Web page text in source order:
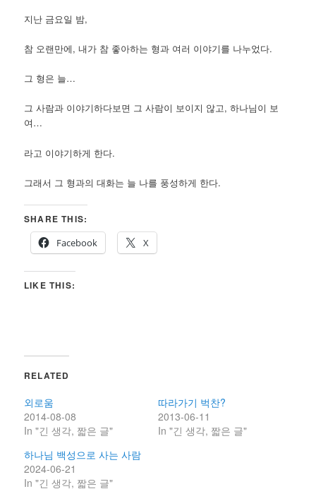
지난 금요일 밤,
참 오랜만에, 내가 참 좋아하는 형과 여러 이야기를 나누었다.
그 형은 늘…
그 사람과 이야기하다보면 그 사람이 보이지 않고, 하나님이 보
여…
라고 이야기하게 한다.
그래서 그 형과의 대화는 늘 나를 풍성하게 한다.
SHARE THIS:
Facebook
X
LIKE THIS:
RELATED
외로움
2014-08-08
In "긴 생각, 짧은 글"
따라가기 벅찬?
2013-06-11
In "긴 생각, 짧은 글"
하나님 백성으로 사는 사람
2024-06-21
In "긴 생각, 짧은 글"